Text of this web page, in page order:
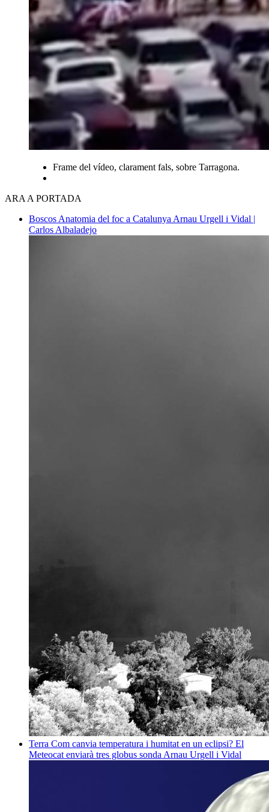
Frame del vídeo, clarament fals, sobre Tarragona.
ARA A PORTADA
Boscos Anatomia del foc a Catalunya Arnau Urgell i Vidal |
Carlos Albaladejo
Terra Com canvia temperatura i humitat en un eclipsi? El
Meteocat enviarà tres globus sonda Arnau Urgell i Vidal